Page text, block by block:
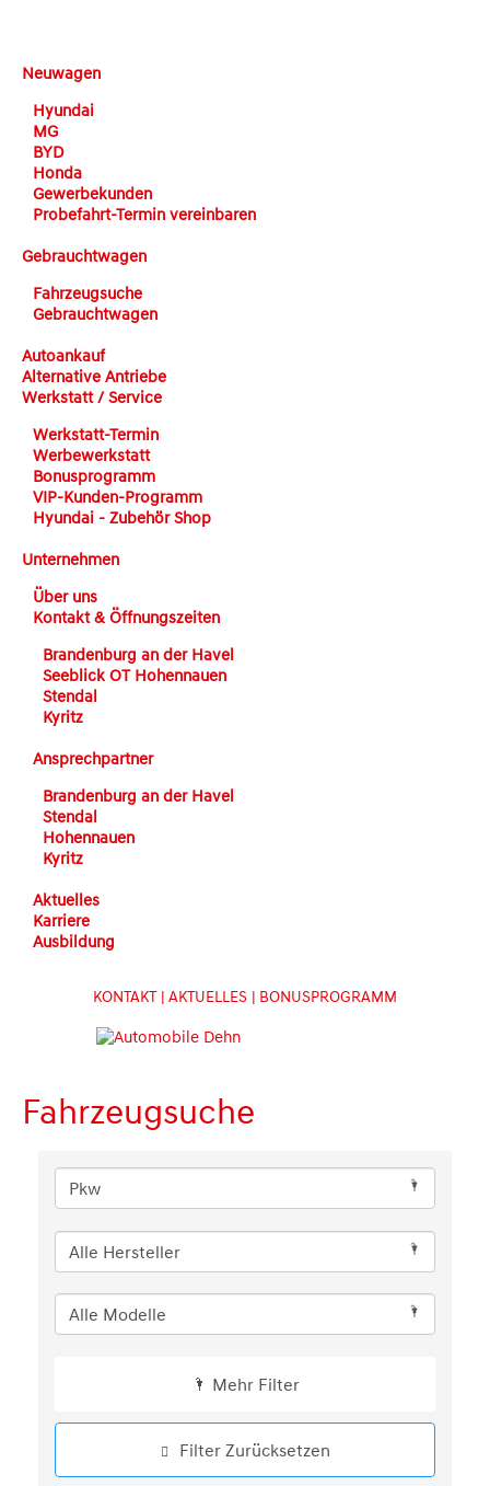
Neuwagen
Hyundai
MG
BYD
Honda
Gewerbekunden
Probefahrt-Termin vereinbaren
Gebrauchtwagen
Fahrzeugsuche
Gebrauchtwagen
Autoankauf
Alternative Antriebe
Werkstatt / Service
Werkstatt-Termin
Werbewerkstatt
Bonusprogramm
VIP-Kunden-Programm
Hyundai - Zubehör Shop
Unternehmen
Über uns
Kontakt & Öffnungszeiten
Brandenburg an der Havel
Seeblick OT Hohennauen
Stendal
Kyritz
Ansprechpartner
Brandenburg an der Havel
Stendal
Hohennauen
Kyritz
Aktuelles
Karriere
Ausbildung
KONTAKT | AKTUELLES | BONUSPROGRAMM
Fahrzeugsuche
Mehr Filter
Filter Zurücksetzen